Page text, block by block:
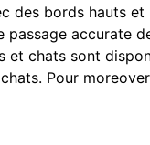
des bords hauts
accurate
et chats sont
Pour